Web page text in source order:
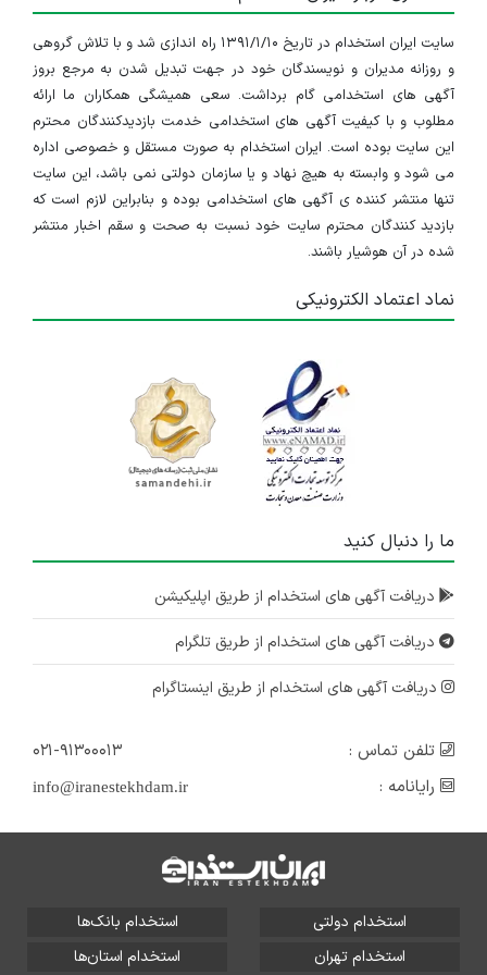
سایت ایران استخدام در تاریخ ۱۳۹۱/۱/۱۰ راه اندازی شد و با تلاش گروهی
و روزانه مدیران و نویسندگان خود در جهت تبدیل شدن به مرجع بروز
آگهی های استخدامی گام برداشت. سعی همیشگی همکاران ما ارائه
مطلوب و با کیفیت آگهی های استخدامی خدمت بازدیدکنندگان محترم
این سایت بوده است. ایران استخدام به صورت مستقل و خصوصی اداره
می شود و وابسته به هیچ نهاد و یا سازمان دولتی نمی باشد، این سایت
تنها منتشر کننده ی آگهی های استخدامی بوده و بنابراین لازم است که
بازدید کنندگان محترم سایت خود نسبت به صحت و سقم اخبار منتشر
شده در آن هوشیار باشند.
نماد اعتماد الکترونیکی
ما را دنبال کنید
دریافت آگهی های استخدام از طریق اپلیکیشن
دریافت آگهی های استخدام از طریق تلگرام
دریافت آگهی های استخدام از طریق اینستاگرام
تلفن تماس :
۰۲۱-۹۱۳۰۰۰۱۳
رایانامه :
info@iranestekhdam.ir
استخدام دولتی
استخدام بانک‌ها
استخدام تهران
استخدام استان‌ها